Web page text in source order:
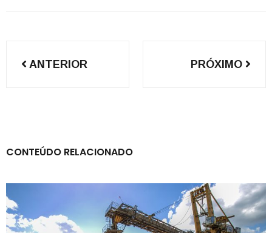
de ANTERIOR PRÓXIMO
CONTEÚDO RELACIONADO